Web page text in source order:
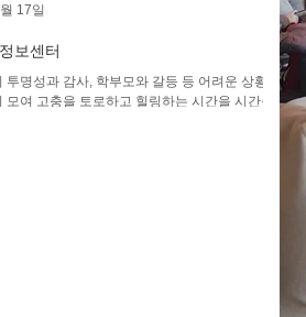
보센터
투명성과 감사, 학부모와 갈등 등 어려운 상황의
는 시간을 시간을
17일